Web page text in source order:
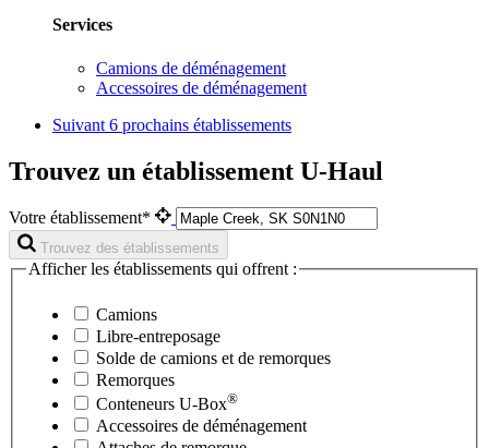
Services
Camions de déménagement
Accessoires de déménagement
Suivant 6 prochains établissements
Trouvez un établissement U-Haul
Votre établissement*
Trouvez des établissements
Afficher les établissements qui offrent :
Camions
Libre-entreposage
Solde de camions et de remorques
Remorques
Conteneurs U-Box®
Accessoires de déménagement